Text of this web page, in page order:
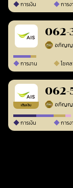
การเงิน การง
062-
การงาน โชค
เติมเงิน
062-
การเงิน การง